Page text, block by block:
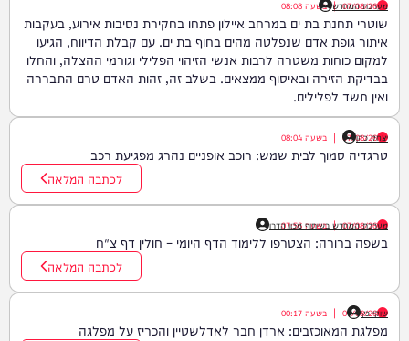
מערכת המחדש
07/08/26
| בשעה 08:08
שוטרי תחנת בת ים במרחב איילון פתחו בחקירת נסיבות אירוע, בעקבות
איתור גופת אדם שנפלטה מהים בחוף בת ים. עם קבלת הדיווח, הגיעו
למקום כוחות משטרה לרבות אנשי הזיהוי הפלילי וגורמי ההצלה, והחלו
בבדיקת הזירה ובאיסוף ממצאים. בשלב זה, זהות האדם טרם התבררה
ואין חשד לפלילים.
יצחק כהן
07/08/26
| בשעה 08:04
טרגדיה סמוך לבית שמש: רוכב אופניים נהרג מפגיעת רכב
לכתבה המלאה
מערכת המחדש בשיתוף מכון הדרן
07/08/26
| בשעה 07:56
בשפה ברורה: הצטרפו ללימוד הדף היומי – חולין דף צ"ח
לכתבה המלאה
שוקי כץ
07/08/26
| בשעה 00:17
מפלגת המאוכזבים: ארדן חבר לאדלשטיין והכריז על מפלגה